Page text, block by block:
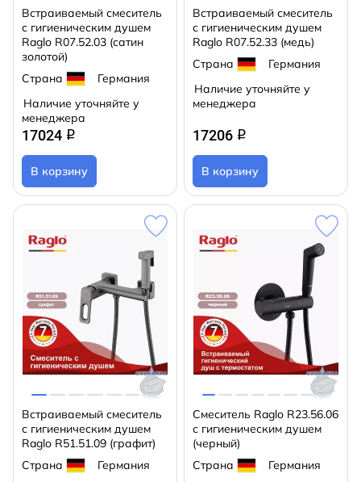
Встраиваемый смеситель
с гигиеническим душем
Raglo R07.52.03 (сатин
золотой)
Страна
Германия
Наличие уточняйте у
менеджера
17024 q
В корзину
Встраиваемый смеситель
с гигиеническим душем
Raglo R07.52.33 (медь)
Страна
Германия
Наличие уточняйте у
менеджера
17206 q
В корзину
Встраиваемый смеситель
с гигиеническим душем
Raglo R51.51.09 (графит)
Страна
Германия
Смеситель Raglo R23.56.06
с гигиеническим душем
(черный)
Страна
Германия